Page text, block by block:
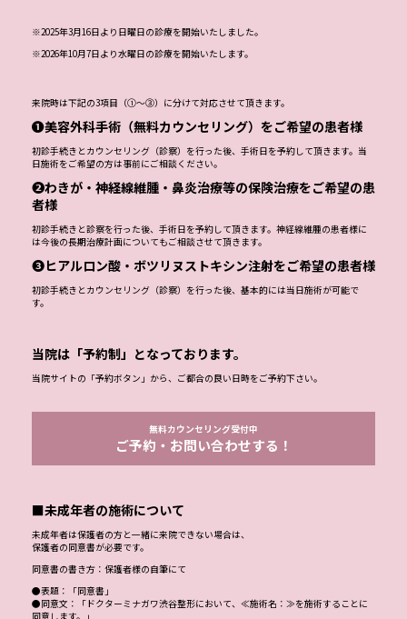
※2025年3月16日より日曜日の診療を開始いたしました。
※2026年10月7日より水曜日の診療を開始いたします。
来院時は下記の3項目（①～③）に分けて対応させて頂きます。
❶美容外科手術（無料カウンセリング）をご希望の患者様
初診手続きとカウンセリング（診察）を行った後、手術日を予約して頂きます。当
日施術をご希望の方は事前にご相談ください。
❷わきが・神経線維腫・鼻炎治療等の保険治療をご希望の患
者様
初診手続きと診察を行った後、手術日を予約して頂きます。神経線維腫の患者様に
は今後の長期治療計画についてもご相談させて頂きます。
❸ヒアルロン酸・ボツリヌストキシン注射をご希望の患者様
初診手続きとカウンセリング（診察）を行った後、基本的には当日施術が可能で
す。
当院は「予約制」となっております。
当院サイトの「予約ボタン」から、ご都合の良い日時をご予約下さい。
無料カウンセリング受付中
ご予約・お問い合わせする！
■未成年者の施術について
未成年者は保護者の方と一緒に来院できない場合は、
保護者の同意書が必要です。
同意書の書き方：保護者様の自筆にて
●表題：「同意書」
●同意文：「ドクターミナガワ渋谷整形において、≪施術名：≫を施術することに
同意します。」